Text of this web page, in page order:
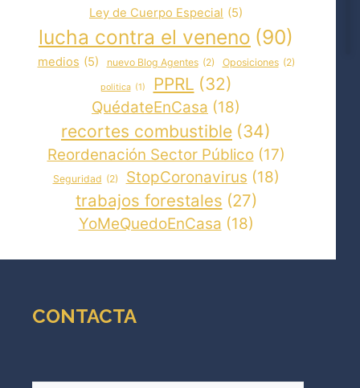
Ley de Cuerpo Especial (5)
lucha contra el veneno (90)
medios (5) nuevo Blog Agentes (2) Oposiciones (2)
politica (1) PPRL (32)
QuédateEnCasa (18)
recortes combustible (34)
Reordenación Sector Público (17)
Seguridad (2) StopCoronavirus (18)
trabajos forestales (27)
YoMeQuedoEnCasa (18)
CONTACTA